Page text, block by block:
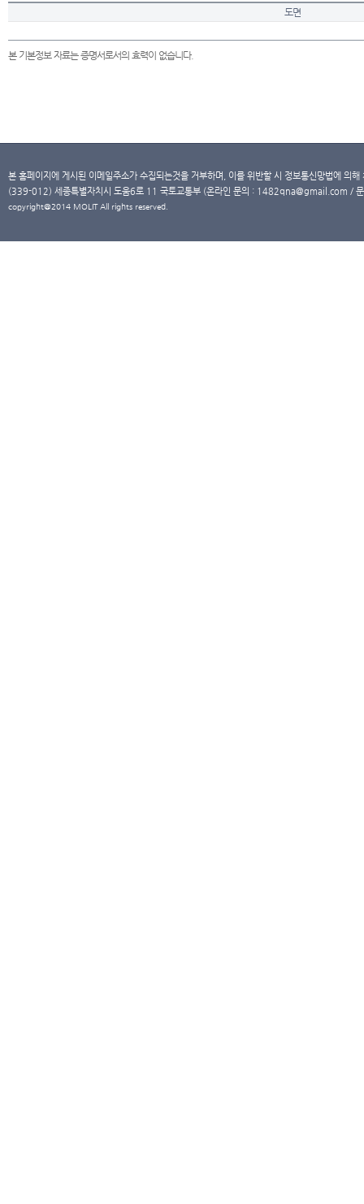
도면
본 기본정보 자료는 증명서로서의 효력이 없습니다.
본 홈페이지에 게시된 이메일주소가 수집되는것을 거부하며, 이를 위반할 시 정보통신망법에 의
(339-012) 세종특별자치시 도움6로 11 국토교통부 (온라인 문의 : 1482qna@gmail.com /
copyright@2014 MOLIT All rights reserved.